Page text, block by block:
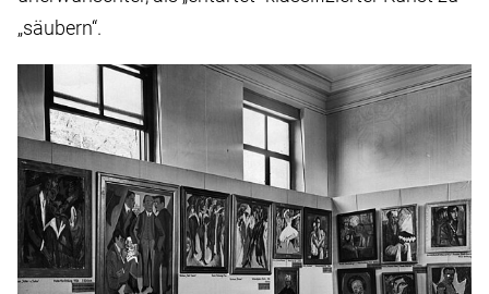
„säubern“.